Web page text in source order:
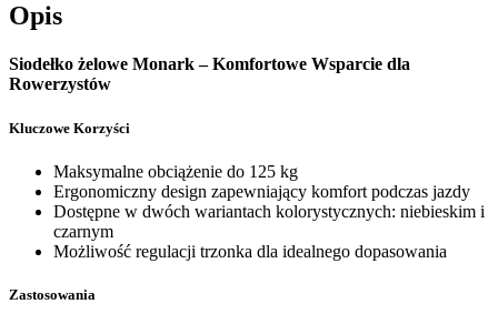
Opis
Siodełko żelowe Monark – Komfortowe Wsparcie dla
Rowerzystów
Kluczowe Korzyści
Maksymalne obciążenie do 125 kg
Ergonomiczny design zapewniający komfort podczas jazdy
Dostępne w dwóch wariantach kolorystycznych: niebieskim i
czarnym
Możliwość regulacji trzonka dla idealnego dopasowania
Zastosowania